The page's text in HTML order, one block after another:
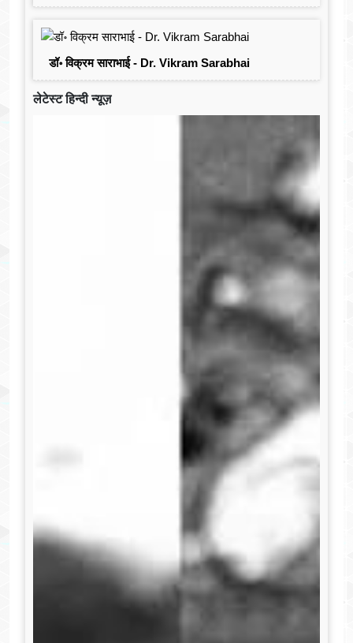
डॉ॰ विक्रम साराभाई - Dr. Vikram Sarabhai
लेटेस्ट हिन्दी न्यूज़